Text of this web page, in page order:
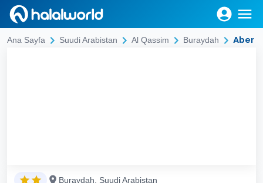
Ana Sayfa Suudi Arabistan Al Qassim Buraydah Aber
Buraydah, Suudi Arabistan